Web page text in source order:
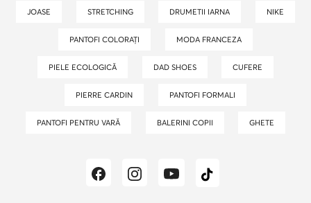
JOASE STRETCHING DRUMETII IARNA NIKE
PANTOFI COLORAȚI MODA FRANCEZA
PIELE ECOLOGICĂ DAD SHOES CUFERE
PIERRE CARDIN PANTOFI FORMALI
PANTOFI PENTRU VARĂ BALERINI COPII GHETE